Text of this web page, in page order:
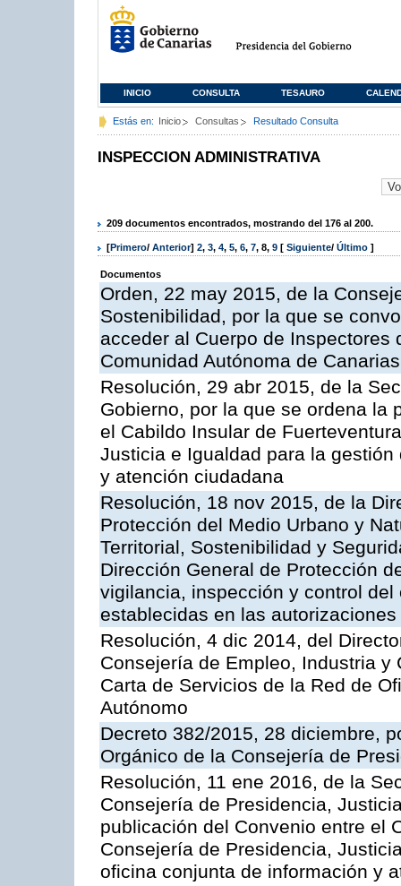
INICIO CONSULTA TESAURO
Estás en: Inicio Consultas Resultado Consulta
INSPECCION ADMINISTRATIVA
209 documentos encontrados, mostrando del 176 al 200.
[Primero/ Anterior] 2, 3, 4, 5, 6, 7, 8, 9 [ Siguiente/ Último ]
Documentos
Orden, 22 may 2015, de la
Sostenibilidad, por la que se
acceder al Cuerpo de
Comunidad Autónoma de Canarias
Resolución, 29 abr 2015, de la
Gobierno, por la que se ordena la
el Cabildo Insular de
Justicia e Igualdad para la
y atención ciudadana
Resolución, 18 nov 2015, de la
Protección del Medio Urbano y
Territorial, Sostenibilidad y
Dirección General de Protección
vigilancia, inspección y control
establecidas en las
Resolución, 4 dic 2014, del
Consejería de Empleo, Industria
Carta de Servicios de la Red de
Autónomo
Decreto 382/2015, 28 diciembre,
Orgánico de la Consejería de
Resolución, 11 ene 2016, de la
Consejería de Presidencia,
publicación del Convenio entre el
Consejería de Presidencia,
oficina conjunta de información y